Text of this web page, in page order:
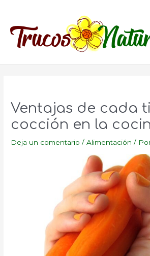
contenido
Ventajas de cada
cocción en la
Deja un comentario /Alimentación /